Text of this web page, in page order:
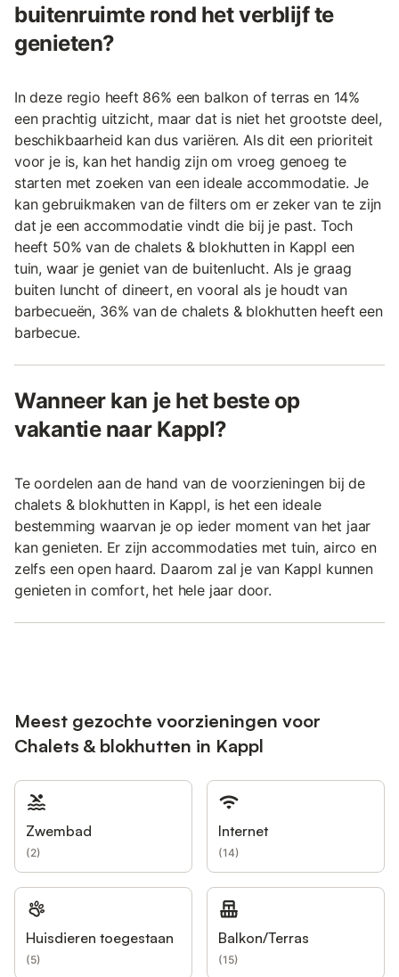
buitenruimte rond het verblijf te
genieten?
In deze regio heeft 86% een balkon of terras en 14%
een prachtig uitzicht, maar dat is niet het grootste deel,
beschikbaarheid kan dus variëren. Als dit een prioriteit
voor je is, kan het handig zijn om vroeg genoeg te
starten met zoeken van een ideale accommodatie. Je
kan gebruikmaken van de filters om er zeker van te zijn
dat je een accommodatie vindt die bij je past. Toch
heeft 50% van de chalets & blokhutten in Kappl een
tuin, waar je geniet van de buitenlucht. Als je graag
buiten luncht of dineert, en vooral als je houdt van
barbecueën, 36% van de chalets & blokhutten heeft een
barbecue.
Wanneer kan je het beste op
vakantie naar Kappl?
Te oordelen aan de hand van de voorzieningen bij de
chalets & blokhutten in Kappl, is het een ideale
bestemming waarvan je op ieder moment van het jaar
kan genieten. Er zijn accommodaties met tuin, airco en
zelfs een open haard. Daarom zal je van Kappl kunnen
genieten in comfort, het hele jaar door.
Meest gezochte voorzieningen voor
Chalets & blokhutten in Kappl
Zwembad
(2)
Internet
(14)
Huisdieren toegestaan
(5)
Balkon/Terras
(15)